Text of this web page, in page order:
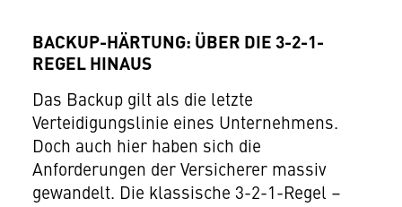
BACKUP-HÄRTUNG: ÜBER DIE 3-2-1-
REGEL HINAUS
Das Backup gilt als die letzte
Verteidigungslinie eines Unternehmens.
Doch auch hier haben sich die
Anforderungen der Versicherer massiv
gewandelt. Die klassische 3-2-1-Regel –